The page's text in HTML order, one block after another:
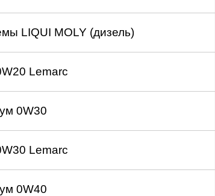
LIQUI MOLY (дизель)
Lemarc
0W30
Lemarc
0W40